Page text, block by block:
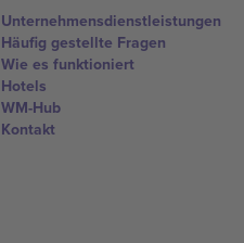
Unternehmensdienstleistungen
Häufig gestellte Fragen
Wie es funktioniert
Hotels
WM-Hub
Kontakt